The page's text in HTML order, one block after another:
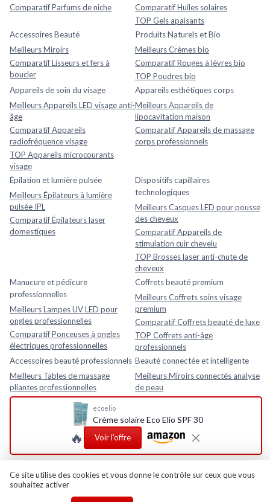
ecoelio
Crème solaire Eco Elio SPF 30
🔥 Voir l'offre
Comparatif Parfums de niche
Comparatif Huiles solaires
TOP Gels apaisants
Accessoires Beauté
Meilleurs Miroirs
Comparatif Lisseurs et fers à
boucler
Produits Naturels et Bio
Meilleurs Crèmes bio
Comparatif Rouges à lèvres bio
TOP Poudres bio
Appareils de soin du visage
Meilleurs Appareils LED visage anti-
âge
Comparatif Appareils
radiofréquence visage
TOP Appareils microcourants
visage
Appareils esthétiques corps
Meilleurs Appareils de
lipocavitation maison
Comparatif Appareils de massage
corps professionnels
Épilation et lumière pulsée
Meilleurs Épilateurs à lumière
pulsée IPL
Comparatif Épilateurs laser
domestiques
Dispositifs capillaires
technologiques
Meilleurs Casques LED pour pousse
des cheveux
Comparatif Appareils de
stimulation cuir chevelu
TOP Brosses laser anti-chute de
cheveux
Manucure et pédicure
professionnelles
Meilleurs Lampes UV LED pour
ongles professionnelles
Comparatif Ponceuses à ongles
électriques professionnelles
Coffrets beauté premium
Meilleurs Coffrets soins visage
premium
Comparatif Coffrets beauté de luxe
TOP Coffrets anti-âge
professionnels
Accessoires beauté professionnels
Meilleurs Tables de massage
pliantes professionnelles
Comparatif Loupes esthétiques
TOP Fauteuils esthétiques
Beauté connectée et intelligente
Meilleurs Miroirs connectés analyse
de peau
Comparatif Analyseurs de peau
TOP Appareils beauté intelligents
avec application mobile
Rasage et soins homme
Ce site utilise des cookies et vous donne le contrôle sur ceux que vous
souhaitez activer